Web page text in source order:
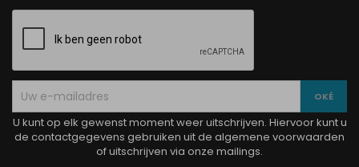
U kunt op elk gewenst moment weer uitschrijven. Hiervoor kunt u
de contactgegevens gebruiken uit de algemene voorwaarden
of uitschrijven via onze mailings.